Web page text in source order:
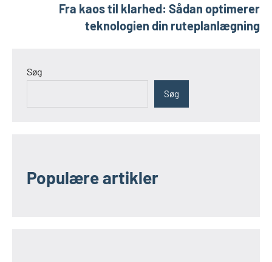
Fra kaos til klarhed: Sådan optimerer
teknologien din ruteplanlægning
Søg
Søg
Populære artikler